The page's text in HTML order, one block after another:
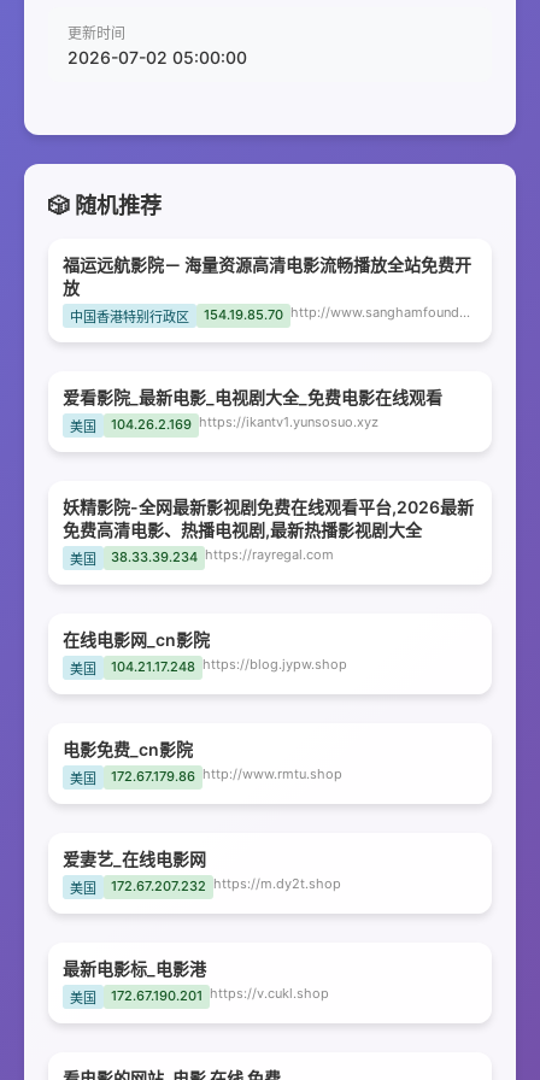
更新时间
2026-07-02 05:00:00
🎲 随机推荐
福运远航影院－ 海量资源高清电影流畅播放全站免费开
放
中国香港特别行政区 154.19.85.70 http://www.sanghamfoundation.com
爱看影院_最新电影_电视剧大全_免费电影在线观看
美国 104.26.2.169 https://ikantv1.yunsosuo.xyz
妖精影院-全网最新影视剧免费在线观看平台,2026最新
免费高清电影、热播电视剧,最新热播影视剧大全
美国 38.33.39.234 https://rayregal.com
在线电影网_cn影院
美国 104.21.17.248 https://blog.jypw.shop
电影免费_cn影院
美国 172.67.179.86 http://www.rmtu.shop
爱妻艺_在线电影网
美国 172.67.207.232 https://m.dy2t.shop
最新电影标_电影港
美国 172.67.190.201 https://v.cukl.shop